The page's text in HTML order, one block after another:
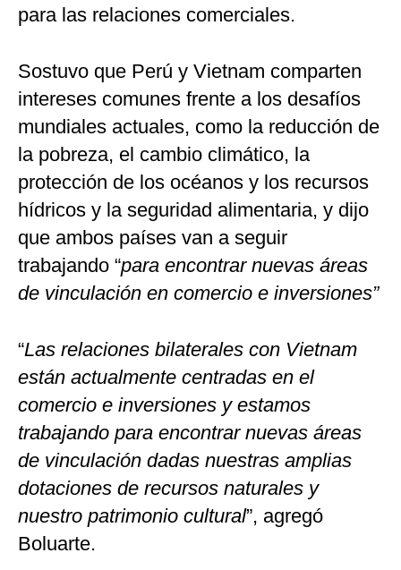
para las relaciones comerciales.
Sostuvo que Perú y Vietnam comparten
intereses comunes frente a los desafíos
mundiales actuales, como la reducción de
la pobreza, el cambio climático, la
protección de los océanos y los recursos
hídricos y la seguridad alimentaria, y dijo
que ambos países van a seguir
trabajando “para encontrar nuevas áreas
de vinculación en comercio e inversiones”
“Las relaciones bilaterales con Vietnam
están actualmente centradas en el
comercio e inversiones y estamos
trabajando para encontrar nuevas áreas
de vinculación dadas nuestras amplias
dotaciones de recursos naturales y
nuestro patrimonio cultural”, agregó
Boluarte.